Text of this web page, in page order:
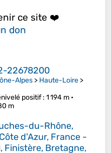
ce site ❤️
don
22678200
Alpes > Haute-Loire >
positif: 1 194 m •
m
du-Rhône,
d'Azur, France -
Finistère, Bretagne,